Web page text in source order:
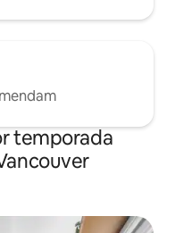
temporada